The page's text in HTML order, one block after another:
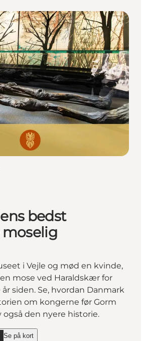
bedst
moselig
i Vejle og mød en kvinde,
mose ved Haraldskær for
siden. Se, hvordan Danmark
om kongerne før Gorm
også den nyere historie.
Se på kort
Mød verdens bedst bevarede moselig on_map